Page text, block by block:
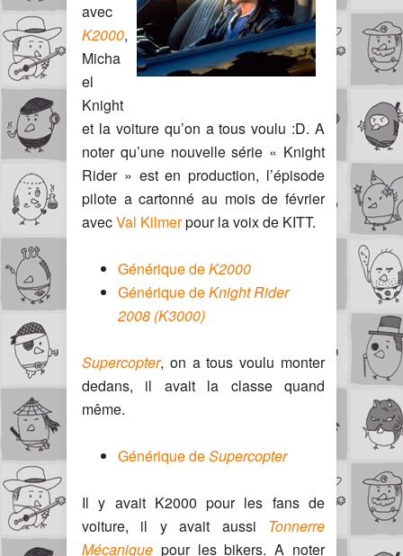
avec
K2000,
Micha
el
Knight
et la voiture qu’on a tous voulu :D. A
noter qu’une nouvelle série « Knight
Rider » est en production, l’épisode
pilote a cartonné au mois de février
avecVal Kilmerpour la voix de KITT.
Générique deK2000
Générique deKnight Rider
2008 (K3000)
Supercopter, on a tous voulu monter
dedans, il avait la classe quand
même.
Générique deSupercopter
Il y avait K2000 pour les fans de
voiture, il y avait aussi Tonnerre
Mécanique pour les bikers. A noter